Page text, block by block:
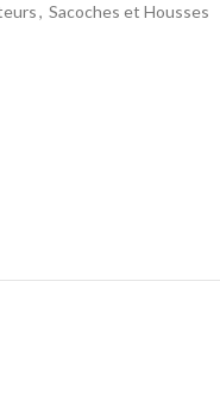
, Sacoches et Housses